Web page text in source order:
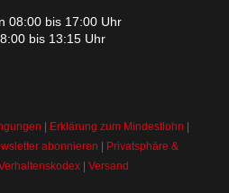
08:00 bis 17:00 Uhr
bis 13:15 Uhr
Erklärung zum Mindestlohn
abonnieren
Privatsphäre &
| Versand